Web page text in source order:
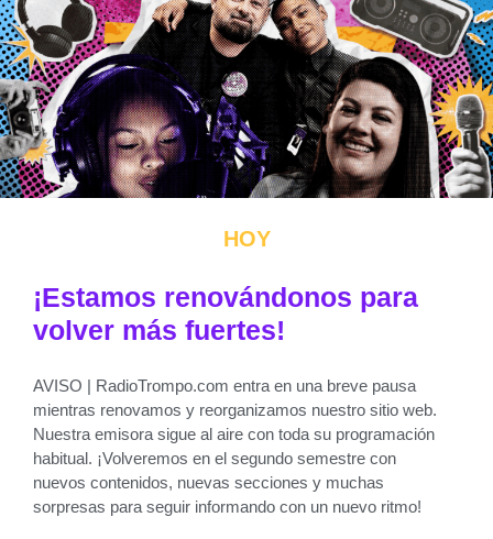
HOY
¡Estamos renovándonos para
volver más fuertes!
AVISO | RadioTrompo.com entra en una breve pausa
mientras renovamos y reorganizamos nuestro sitio web.
Nuestra emisora sigue al aire con toda su programación
habitual. ¡Volveremos en el segundo semestre con
nuevos contenidos, nuevas secciones y muchas
sorpresas para seguir informando con un nuevo ritmo!